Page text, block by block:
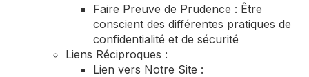
Faire Preuve de Prudence : Être
conscient des différentes pratiques de
confidentialité et de sécurité
Liens Réciproques :
Lien vers Notre Site :